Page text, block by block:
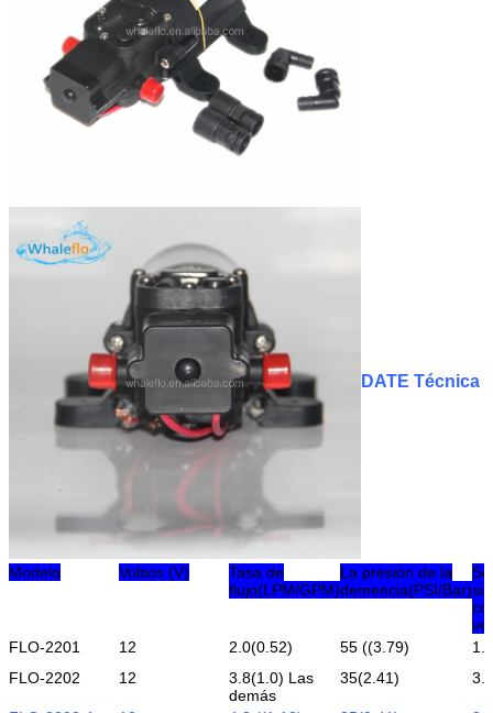
DATE Técnica
Modelo Voltios (V)
Tasa de
flujo(LPM/GPM)
La presión de la
demencia(PSI/Bar)
FLO-2201
12 2.0(0.52) 55 ((3.79)
1.8
FLO-2202
12
3.8(1.0) Las
demás
35(2.41) 3.0